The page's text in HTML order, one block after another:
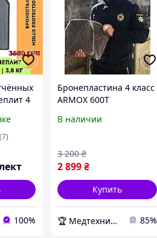
4
(7)
100%
Бронепластина 4 класс
ARMOX 600T
В наличии
2 899₴
3 200 ₴
Купить
🏆 Медтехника — 20 лет надежности 85%